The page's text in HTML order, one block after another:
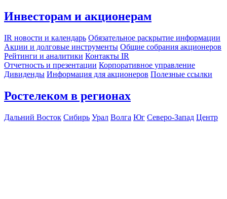
Инвесторам и акционерам
IR новости и календарь Обязательное раскрытие информации
Акции и долговые инструменты Общие собрания акционеров
Рейтинги и аналитики Контакты IR
Отчетность и презентации Корпоративное управление
Дивиденды Информация для акционеров Полезные ссылки
Ростелеком в регионах
Дальний Восток Сибирь Урал Волга Юг Северо-Запад Центр